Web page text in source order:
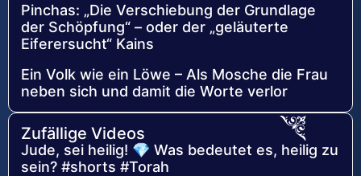
Pinchas: „Die Verschiebung der Grundlage
der Schöpfung“ – oder der „geläuterte
Eiferersucht“ Kains
Ein Volk wie ein Löwe – Als Mosche die Frau
neben sich und damit die Worte verlor
Zufällige Videos
Jude, sei heilig! 💎 Was bedeutet es, heilig zu
sein? #shorts #Torah